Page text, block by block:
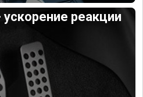
реакции